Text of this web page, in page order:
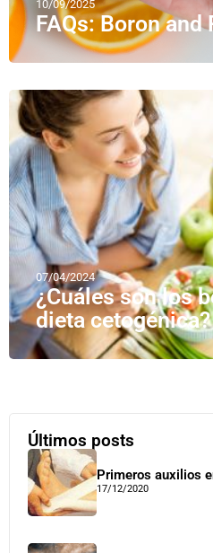
10/09/2025
FAQs: Boron
07/04/2024
¿Cuáles son los
dieta cetogénica?
Últimos posts
Primeros auxilios
17/12/2020